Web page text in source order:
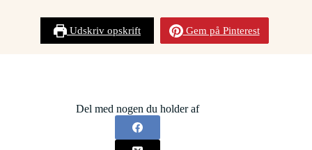
Udskriv opskrift Gem på Pinterest
Del med nogen du holder af